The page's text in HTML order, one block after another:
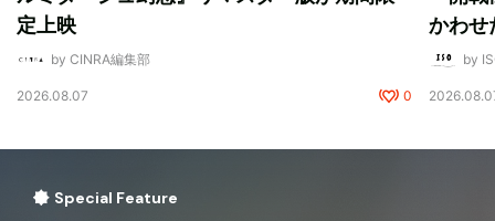
定上映
by CINRA編集部
2026.08.07 0
かわせ
by
Special Feature